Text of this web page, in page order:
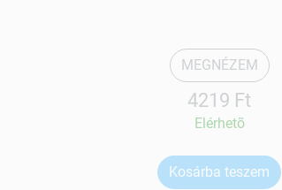
MEGNÉZEM
4219 Ft
Elérhetõ
Kosárba teszem